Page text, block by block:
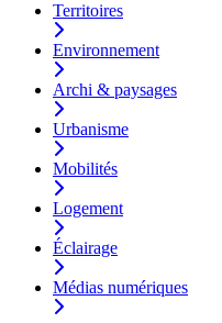
Territoires
Environnement
Archi & paysages
Urbanisme
Mobilités
Logement
Éclairage
Médias numériques